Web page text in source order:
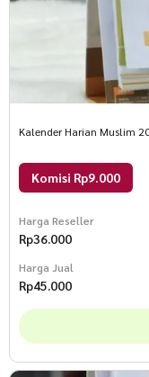
Kalender Harian Muslim
Komisi Rp9.000
Harga Reseller
Rp36.000
Harga Jual
Rp45.000